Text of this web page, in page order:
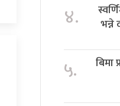
४.
भन्ने
५.
बिमा